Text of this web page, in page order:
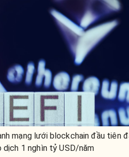
mạng lưới blockchain đầu tiên
1 nghìn tỷ USD/năm